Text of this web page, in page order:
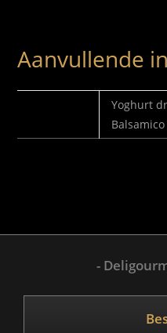
Aanvullende
Yoghurt
-